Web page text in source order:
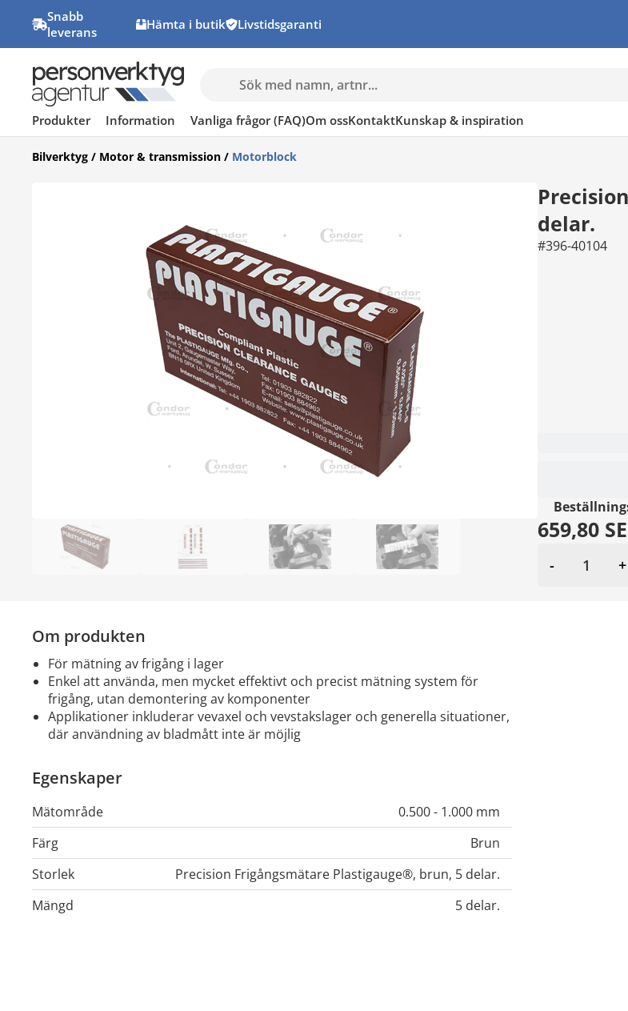
Snabb
leverans
Hämta i butik Livstidsgaranti
Produkter Information Vanliga frågor (FAQ)Om ossKontaktKunskap & inspiration
Bilverktyg / Motor & transmission / Motorblock
delar.
#396-40104
659,80
- +
Om produkten
för mätning av frigång i lager
enkel att använda, men mycket effektivt och precist mätning system för
frigång, utan demontering av komponenter
applikationer inkluderar vevaxel och vevstakslager och generella situationer,
där användning av bladmått inte är möjlig
Egenskaper
Mätområde
0.500 - 1.000 mm
Färg
Brun
Storlek
Precision Frigångsmätare Plastigauge®, brun, 5 delar.
Mängd
5 delar.